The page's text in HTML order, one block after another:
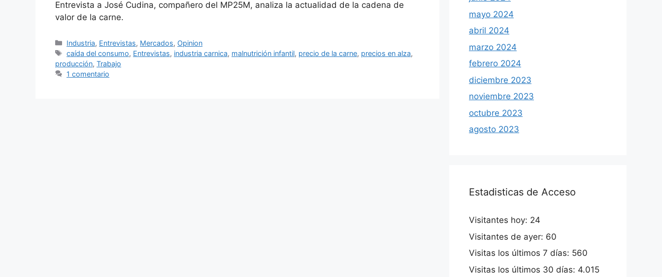
Entrevista a José Cudina, compañero del MP25M, analiza la actualidad de la cadena de
valor de la carne.
Industria, Entrevistas, Mercados, Opinion
caída del consumo, Entrevistas, industria carnica, malnutrición infantil, precio de la carne, precios en alza,
producción, Trabajo
1 comentario
mayo 2024
abril 2024
marzo 2024
febrero 2024
diciembre 2023
noviembre 2023
octubre 2023
agosto 2023
Estadisticas de Acceso
Visitantes hoy: 24
Visitantes de ayer: 60
Visitas los últimos 7 días: 560
Visitas los últimos 30 días: 4.015